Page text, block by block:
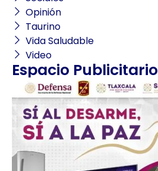
Opinión
Taurino
Vida Saludable
Video
Espacio Publicitario